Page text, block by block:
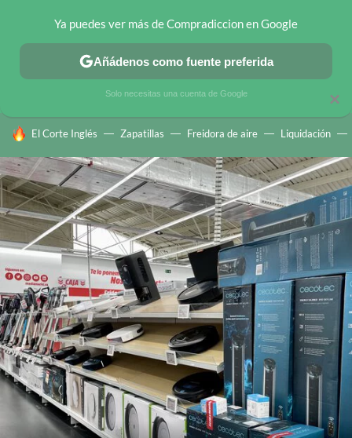
CHOLLOS TELEGRAM OFERTAS EN MÓVILES OFERTAS EN
HOY SE HABLA DE
El Corte Inglés Zapatillas Freidora de aire Liquidación
×
Ya puedes ver más de Compradiccion en Google
Añádenos como fuente preferida
Solo necesitas una cuenta de Google